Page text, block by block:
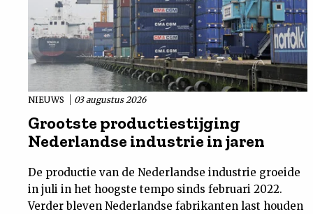
NIEUWS 03 augustus 2026
Grootste productiestijging
Nederlandse industrie in jaren
De productie van de Nederlandse industrie groeide
in juli in het hoogste tempo sinds februari 2022.
Verder bleven Nederlandse fabrikanten last houden